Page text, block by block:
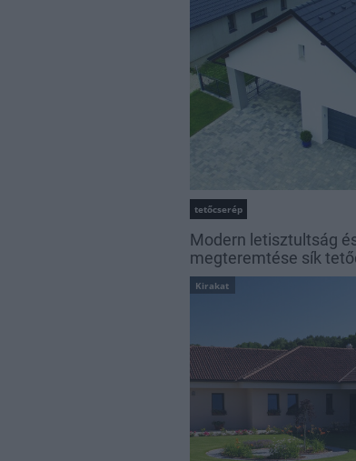
tetőcserép
Modern letisztultság
megteremtése sík
Kirakat